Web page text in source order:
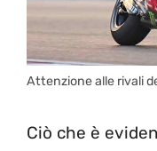
Attenzione alle rivali
Ciò che è